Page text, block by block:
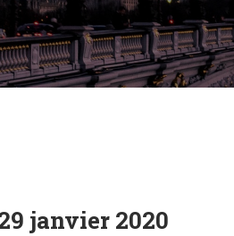
janvier 2020